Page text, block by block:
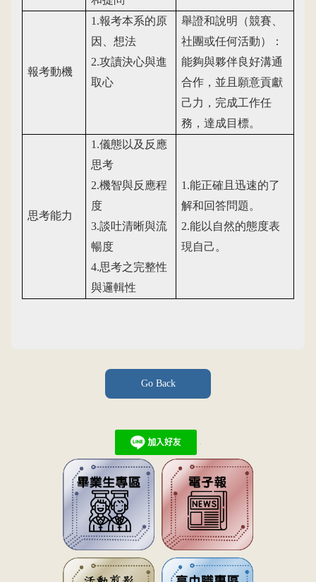
報考動機
1.報考本系的原
因、想法
2.攻讀決心與進
取心
舉證和說明（競賽、
社團或任何活動）：
能夠與夥伴良好溝通
合作，並且願意貢獻
己力，完成工作任
務，達成目標。
思考能力
1.儀態以及反應
思考
2.機智與反應程
度
3.談吐清晰與流
暢度
4.思考之完整性
與邏輯性
1.能正確且迅速的了
解和回答問題。
2.能以自然的態度表
現自己。
Go Back
.